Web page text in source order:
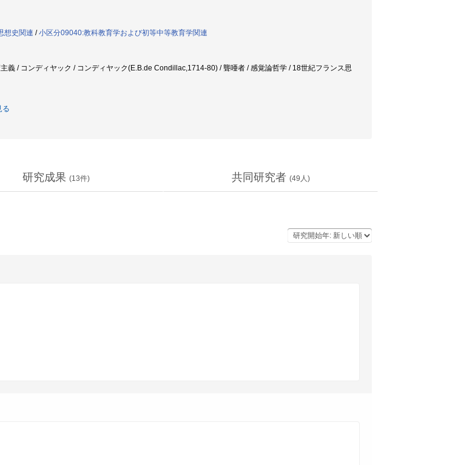
想史関連 /小区分09040:教科教育学および初等中等教育学関連
義 / コンディヤック / コンディヤック(E.B.de Condillac,1714-80) / 聾唖者 / 感覚論哲学 / 18世紀フランス思
る
研究成果 (13件) 共同研究者 (49 人)